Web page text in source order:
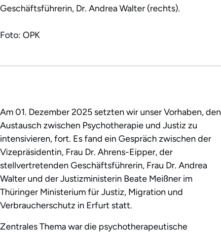
Geschäftsführerin, Dr. Andrea Walter (rechts).
Foto: OPK
Am 01. Dezember 2025 setzten wir unser Vorhaben, den
Austausch zwischen Psychotherapie und Justiz zu
intensivieren, fort. Es fand ein Gespräch zwischen der
Vizepräsidentin, Frau Dr. Ahrens-Eipper, der
stellvertretenden Geschäftsführerin, Frau Dr. Andrea
Walter und der Justizministerin Beate Meißner im
Thüringer Ministerium für Justiz, Migration und
Verbraucherschutz in Erfurt statt.
Zentrales Thema war die psychotherapeutische